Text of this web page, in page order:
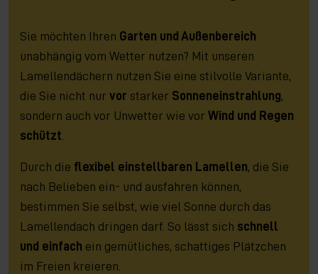
Sie möchten Ihren Garten und Außenbereich
unabhängig vom Wetter nutzen? Mit unseren
Lamellendächern nutzen Sie eine stilvolle Variante,
die Sie nicht nur vor starker Sonneneinstrahlung,
sondern auch vor Unwetter wie vor Wind und Regen
schützt
Durch die flexibel einstellbaren Lamellen, die Sie
nach Belieben ein- und ausfahren können,
bestimmen Sie selbst, wie viel Sonne durch das
Lamellendach dringen darf. So lässt sich schnell
und einfach ein gemütliches, schattiges Plätzchen
im Freien kreieren.